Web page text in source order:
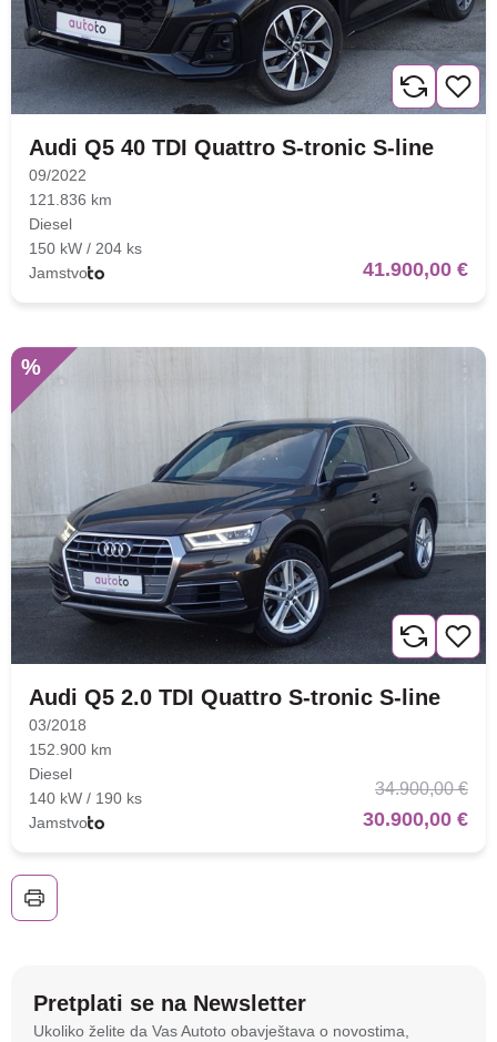
Audi Q5 40 TDI Quattro S-tronic S-line
09/2022
121.836 km
Diesel
150 kW / 204 ks
Jamstvo
41.900,00 €
%
Audi Q5 2.0 TDI Quattro S-tronic S-line
03/2018
152.900 km
Diesel
140 kW / 190 ks
Jamstvo
34.900,00 €
30.900,00 €
Pretplati se na Newsletter
Ukoliko želite da Vas Autoto obavještava o novostima,
Na stranici